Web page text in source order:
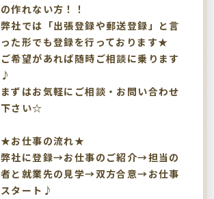
の作れない方！！
弊社では「出張登録や郵送登録」と言
った形でも登録を行っております★
ご希望があれば随時ご相談に乗ります
♪
まずはお気軽にご相談・お問い合わせ
下さい☆
★お仕事の流れ★
弊社に登録→お仕事のご紹介→担当の
者と就業先の見学→双方合意→お仕事
スタート♪